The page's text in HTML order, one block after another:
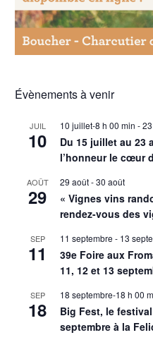
Évènements à venir
JUIL
10
10 juillet-8 h 00 min -
Du 15 juillet au 23
l’honneur le cœur
AOÛT
29
29 août-30 août
« Vignes vins
rendez-vous des
SEP
11
11 septembre - 13
39e Foire aux
11, 12 et 13
SEP
18
18 septembre-18 h 00
Big Fest, le
septembre à la